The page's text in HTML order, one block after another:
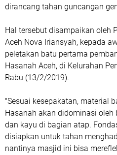
dirancang tahan guncangan
Hal tersebut disampaikan oleh
Aceh Nova Iriansyah, kepada
peletakan batu pertama
Hasanah Aceh, di Kelurahan
Rabu (13/2/2019).
"Sesuai kesepakatan, material
Hasanah akan didominasi
dan kayu di bagian atap.
disiapkan untuk tahan
nantinya masjid ini bisa